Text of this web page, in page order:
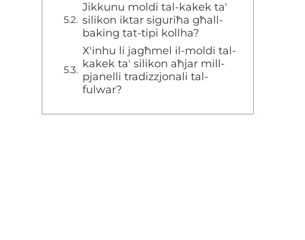
Jikkunu moldi tal-kakek ta'
silikon iktar siguriħa għall-
baking tat-tipi kollha?
X'inhu li jagħmel il-moldi tal-
kakek ta' silikon aħjar mill-
pjanelli tradizzjonali tal-
fulwar?